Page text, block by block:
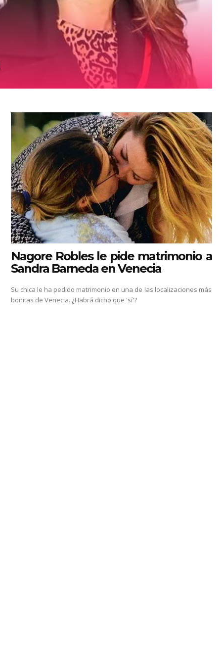
Nagore Robles le pide matrimonio a
Sandra Barneda en Venecia
Su chica le ha pedido matrimonio en una de las localizaciones más
bonitas de Venecia. ¿Habrá dicho que 'sí'?